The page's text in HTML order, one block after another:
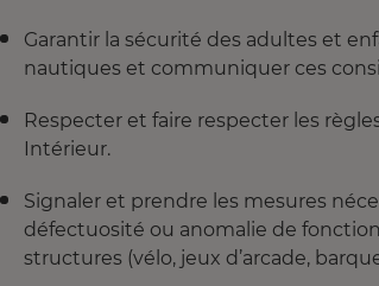
Garantir la sécurité des adultes et
nautiques et communiquer ces
Respecter et faire respecter les
Intérieur.
Signaler et prendre les mesures
défectuosité ou anomalie de
structures (vélo, jeux d’arcade,